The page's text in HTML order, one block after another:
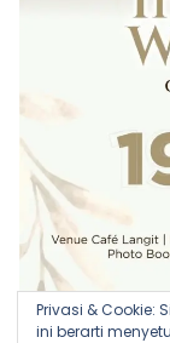
Privasi & Cookie:
ini berarti